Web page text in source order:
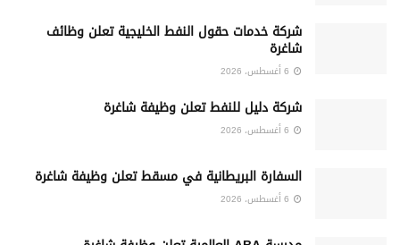
شركة خدمات حقول النفط الخليجية تعلن وظائف
شاغرة
شركة دليل للنفط تعلن وظيفة شاغرة
السفارة البريطانية في مسقط تعلن وظيفة شاغرة